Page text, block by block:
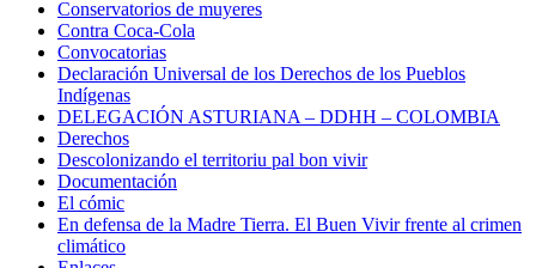
Conservatorios de muyeres
Contra Coca-Cola
Convocatorias
Declaración Universal de los Derechos de los Pueblos
Indígenas
DELEGACIÓN ASTURIANA – DDHH – COLOMBIA
Derechos
Descolonizando el territoriu pal bon vivir
Documentación
El cómic
En defensa de la Madre Tierra. El Buen Vivir frente al crimen
climático